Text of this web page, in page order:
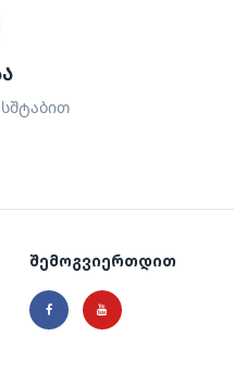
შემოგვიერთდით